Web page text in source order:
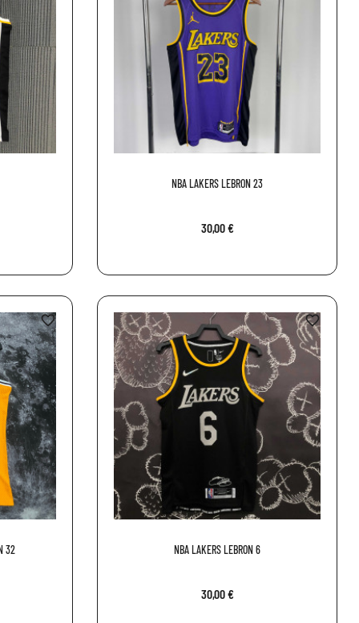
NBA LAKERS LEBRON 23
30,00 €
32
favorite_border
NBA LAKERS LEBRON 6
30,00 €
favorite_border